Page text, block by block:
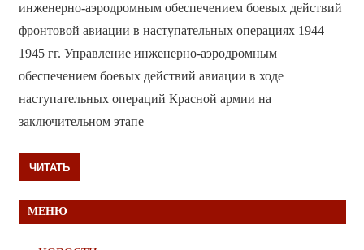
инженерно-аэродромным обеспечением боевых действий
фронтовой авиации в наступательных операциях 1944—
1945 гг. Управление инженерно-аэродромным
обеспечением боевых действий авиации в ходе
наступательных операций Красной армии на
заключительном этапе
ЧИТАТЬ
МЕНЮ